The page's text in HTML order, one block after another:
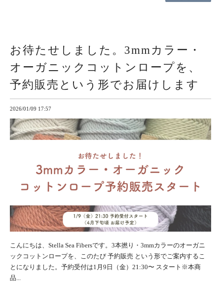
お待たせしました。3mmカラー・
オーガニックコットンロープを、
予約販売という形でお届けします
2026/01/09 17:57
こんにちは、Stella Sea Fibersです。3本撚り・3mmカラーのオーガニ
ックコットンロープを、このたび 予約販売 という形でご案内するこ
とになりました。予約受付は1月9日（金）21:30〜 スタート※本商
品...